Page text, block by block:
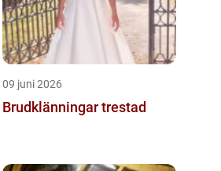
09 juni 2026
Brudklänningar trestad